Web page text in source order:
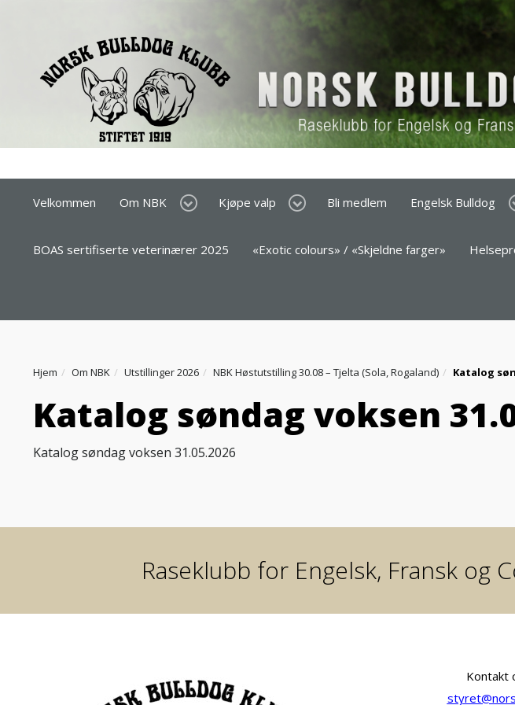
Velkommen Om NBK Kjøpe valp Bli medlem Engelsk Bulldog
BOAS sertifiserte veterinærer 2025 «Exotic colours» / «Skjeldne farger»
Hjem Om NBK Utstillinger 2026 NBK Høstutstilling 30.08 – Tjelta (Sola, Rogaland) Katalog
Katalog søndag voksen
Katalog søndag voksen 31.05.2026
Raseklubb for Engelsk, Fransk og
Kontakt